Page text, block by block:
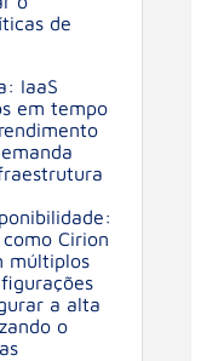
de
IaaS
em tempo
Cirion
múltiplos
a alta
o